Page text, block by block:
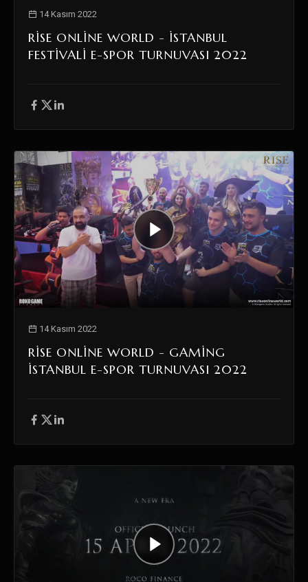
14 Kasım 2022
RISE ONLINE WORLD - İSTANBUL
FESTIVALI E-SPOR TURNUVASI 2022
14 Kasım 2022
RISE ONLINE WORLD - GAMING
İSTANBUL E-SPOR TURNUVASI 2022